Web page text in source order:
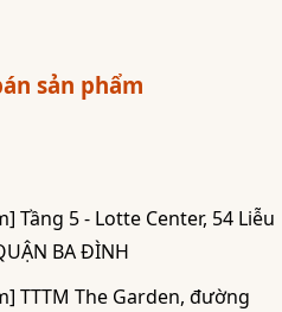
sản phẩm
Tầng 5 - Lotte Center, 54 Liễu
BA ĐÌNH
TTTM The Garden, đường